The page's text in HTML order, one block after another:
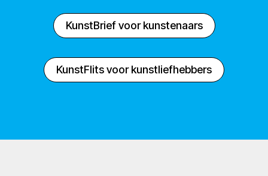
KunstBrief voor kunstenaars
KunstFlits voor kunstliefhebbers